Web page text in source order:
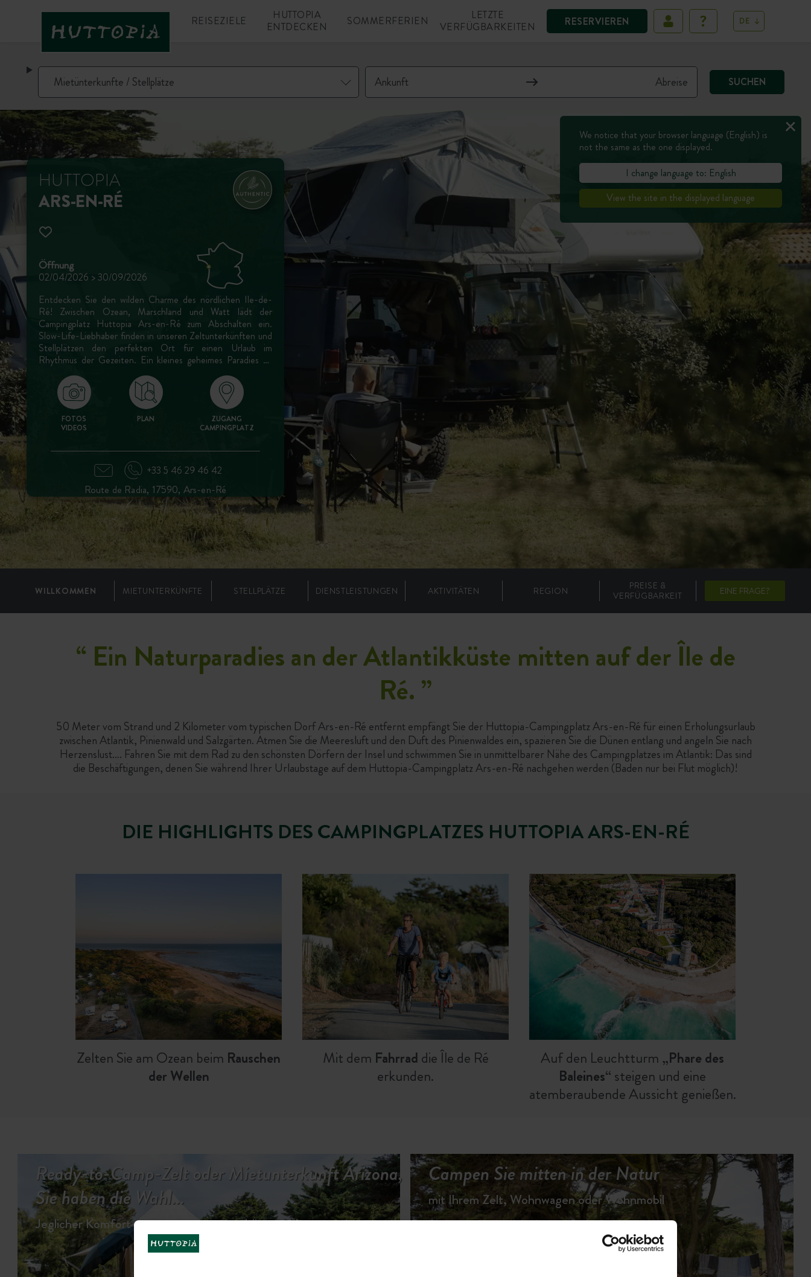
RESERVIEREN
REISEZIELE
HUTTOPIA
ENTDECKEN
SOMMERFERIEN
LETZTE
VERFÜGBARKEITEN
DE
SUCHEN
HUTTOPIA
ARS-EN-RÉ
Öffnung
02/04/2026 > 30/09/2026
Entdecken Sie den wilden Charme des nördlichen Ile-de-
Ré! Zwischen Ozean, Marschland und Watt lädt der
Campingplatz Huttopia Ars-en-Ré zum Abschalten ein.
Slow-Life-Liebhaber finden in unseren Zeltunterkünften und
Stellplätzen den perfekten Ort für einen Urlaub im
Rhythmus der Gezeiten. Ein kleines geheimes Paradies an
der Spitze der Ile de Ré!
FOTOS
VIDEOS
PLAN
ZUGANG
CAMPINGPLATZ
+33 5 46 29 46 42
Route de Radia, 17590, Ars-en-Ré
WILLKOMMEN MIETUNTERKÜNFTE STELLPLÄTZE DIENSTLEISTUNGEN AKTIVITÄTEN REGION
PREISE &
VERFÜGBARKEIT
EINE FRAGE?
“ Ein Naturparadies an der Atlantikküste mitten auf der Île de
Ré. ”
50 Meter vom Strand und 2 Kilometer vom typischen Dorf Ars-en-Ré entfernt empfängt Sie der Huttopia-Campingplatz Ars-en-Ré für einen Erholungsurlaub
zwischen Atlantik, Pinienwald und Salzgärten. Atmen Sie die Meeresluft und den Duft des Pinienwaldes ein, spazieren Sie die Dünen entlang und angeln Sie nach
Herzenslust…. Fahren Sie mit dem Rad zu den schönsten Dörfern der Insel und schwimmen Sie in unmittelbarer Nähe des Campingplatzes im Atlantik: Das sind
die Beschäftigungen, denen Sie während Ihrer Urlaubstage auf dem Huttopia-Campingplatz Ars-en-Ré nachgehen werden (Baden nur bei Flut möglich)!
DIE HIGHLIGHTS DES CAMPINGPLATZES HUTTOPIA ARS-EN-RÉ
Zelten Sie am Ozean beim Rauschen
der Wellen
Mit dem Fahrrad die Île de Ré
erkunden.
Auf den Leuchtturm „Phare des
Baleines“ steigen und eine
atemberaubende Aussicht genießen.
Ready-to-Camp-Zelt oder Mietunterkunft Arizona,
Sie haben die Wahl...
Jeglicher Komfort im Herzen einer geschützten Natur
Campen Sie mitten in der Natur
mit Ihrem Zelt, Wohnwagen oder Wohnmobil
We notice that your browser language (English) is
not the same as the one displayed.
I change language to: English
View the site in the displayed language